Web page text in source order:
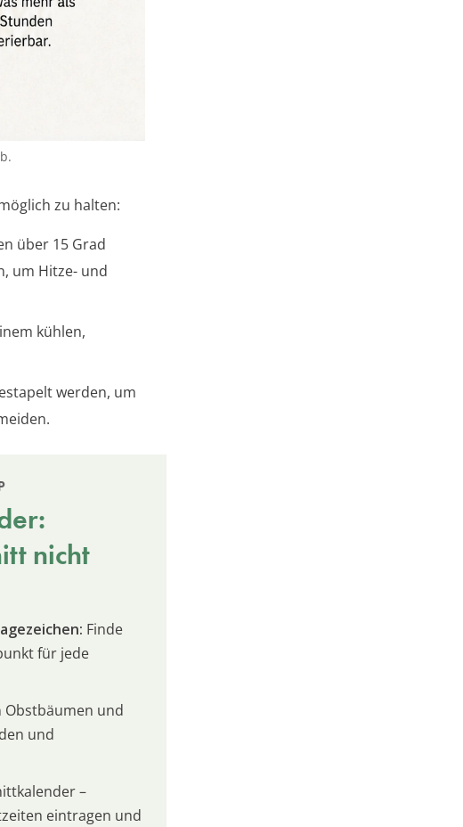
zu halten:
über 15 Grad
um Hitze- und
kühlen,
werden, um
nicht
Finde
für jede
Obstbäumen und
und
–
eintragen und